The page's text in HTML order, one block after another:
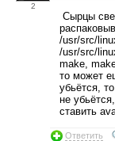
2
Сырцы
/usr/src/
/usr/src/
make,
то может
убьётся,
не
ставить
Ответить